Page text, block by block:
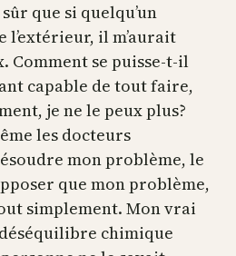
que si quelqu’un
l’extérieur, il m’aurait
Comment se puisse-t-il
capable de tout faire,
je ne le peux plus?
les docteurs
mon problème, le
que mon problème,
simplement. Mon vrai
chimique